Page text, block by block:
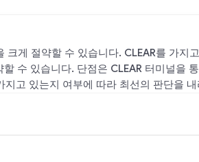
게 절약할 수 있습니다. CLEAR를 가
수 있습니다. 단점은 CLEAR 터미널을
고 있는지 여부에 따라 최선의 판단을